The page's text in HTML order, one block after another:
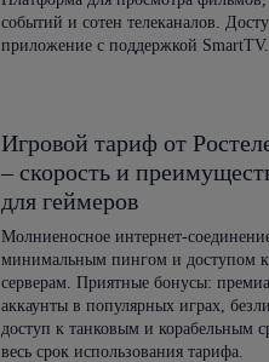
событий и сотен телеканалов.
приложение с поддержкой SmartTV.
Игровой тариф от
– скорость и
для геймеров
Молниеносное интернет-
минимальным пингом и доступом
серверам. Приятные бонусы:
аккаунты в популярных играх,
доступ к танковым и корабельным
весь срок использования тарифа.